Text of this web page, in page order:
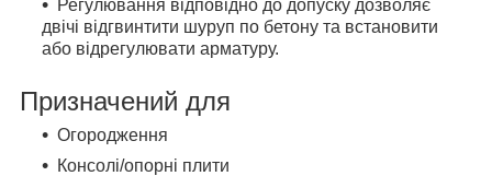
Регулювання відповідно до допуску дозволяє
двічі відгвинтити шуруп по бетону та встановити
або відрегулювати арматуру.
Призначений для
Огородження
Консолі/опорні плити